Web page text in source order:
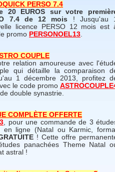
PERSO 7.4
20 EUROS sur votre
7.4 de 12 mois ! Jusqu'au
licence PERSO 12 mois est
promo PERSONOEL13.
COUPLE
relation amoureuse avec
qui détaille la comparaison
1 décembre 2013, profitez
le code promo
double synastrie.
COMPLÈTE OFFERTE
, pour une commande de 3
en ligne (Natal ou Karmic,
! Cette offre
panachées Theme Natal
astral !